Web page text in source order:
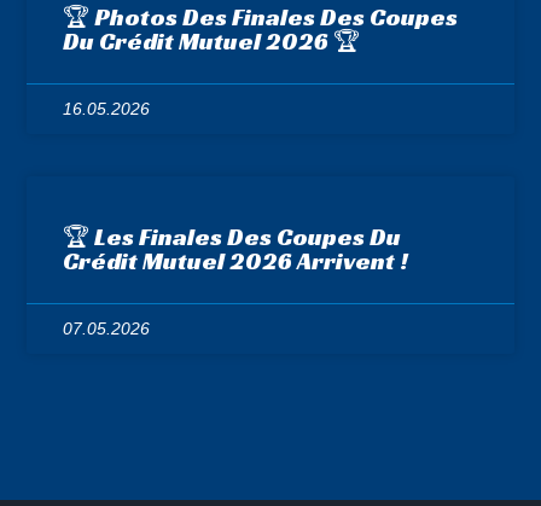
🏆 Photos Des Finales Des Coupes
Du Crédit Mutuel 2026 🏆
16.05.2026
🏆 Les Finales Des Coupes Du
Crédit Mutuel 2026 Arrivent !
07.05.2026